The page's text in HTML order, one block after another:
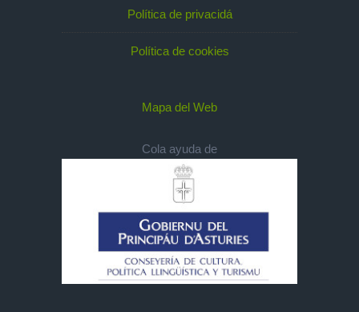
Política de privacidá
Política de cookies
Mapa del Web
Cola ayuda de